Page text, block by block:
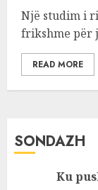
Një studim i
frikshme për
READ MORE
SONDAZH
Ku